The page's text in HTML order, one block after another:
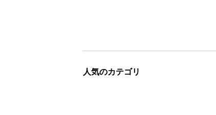
人気のカテゴリ